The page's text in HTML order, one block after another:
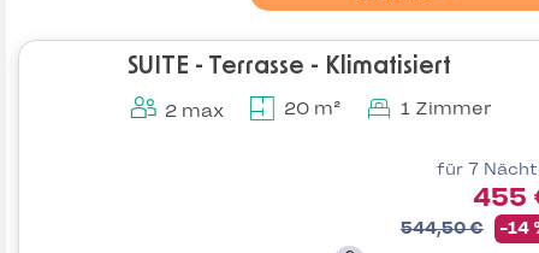
SUITE - Terrasse - Klimatisiert
2 max 20 m² 1 Zimmer
für 7
455
544,50 € -14